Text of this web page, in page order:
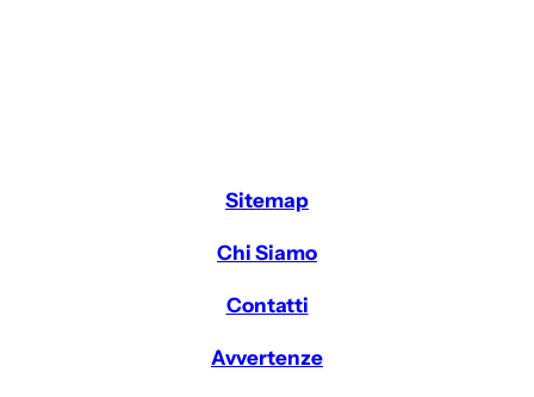
Sitemap
Chi Siamo
Contatti
Avvertenze